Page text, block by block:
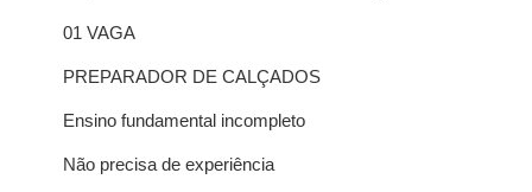
01 VAGA
PREPARADOR DE CALÇADOS
Ensino fundamental incompleto
Não precisa de experiência